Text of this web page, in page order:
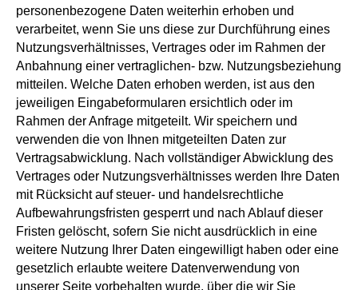
personenbezogene Daten weiterhin erhoben und
verarbeitet, wenn Sie uns diese zur Durchführung eines
Nutzungsverhältnisses, Vertrages oder im Rahmen der
Anbahnung einer vertraglichen- bzw. Nutzungsbeziehung
mitteilen. Welche Daten erhoben werden, ist aus den
jeweiligen Eingabeformularen ersichtlich oder im
Rahmen der Anfrage mitgeteilt. Wir speichern und
verwenden die von Ihnen mitgeteilten Daten zur
Vertragsabwicklung. Nach vollständiger Abwicklung des
Vertrages oder Nutzungsverhältnisses werden Ihre Daten
mit Rücksicht auf steuer- und handelsrechtliche
Aufbewahrungsfristen gesperrt und nach Ablauf dieser
Fristen gelöscht, sofern Sie nicht ausdrücklich in eine
weitere Nutzung Ihrer Daten eingewilligt haben oder eine
gesetzlich erlaubte weitere Datenverwendung von
unserer Seite vorbehalten wurde, über die wir Sie